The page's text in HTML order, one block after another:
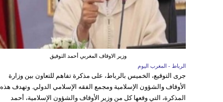
وزير الاوقاف المغربي أحمد التوفيق
الرباط - المغرب اليوم
جرى التوقيع، الخميس بالرباط، على مذكرة تفاهم للتعاون بين وزارة
الأوقاف والشؤون الإسلامية ومجمع الفقه الإسلامي الدولي. وتهدف هذه
المذكرة، التي وقعها كل من وزير الأوقاف والشؤون الإسلامية، أحمد